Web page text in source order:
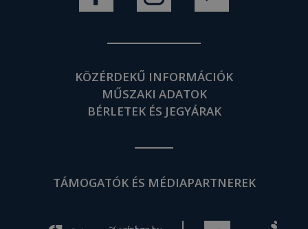
KÖZÉRDEKŰ INFORMÁCIÓK
MŰSZAKI ADATOK
BÉRLETEK ÉS JEGYÁRAK
TÁMOGATÓK ÉS MÉDIAPARTNEREK